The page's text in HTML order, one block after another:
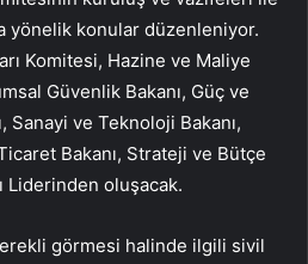
yönelik konular düzenleniyor.
Komitesi, Hazine ve Maliye
Güvenlik Bakanı, Güç ve
Sanayi ve Teknoloji Bakanı,
Bakanı, Strateji ve Bütçe
Liderinden oluşacak.
görmesi halinde ilgili sivil